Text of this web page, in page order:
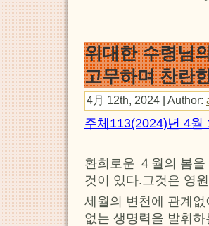
위대한 수령님
고무하며 찬란
4月 12th, 2024 | Author:
주체113(2024)년 4월
환희로운 ４월의 봄
것이 있다.그것은 영
세월의 변천에 관계
없는 생명력을 발휘